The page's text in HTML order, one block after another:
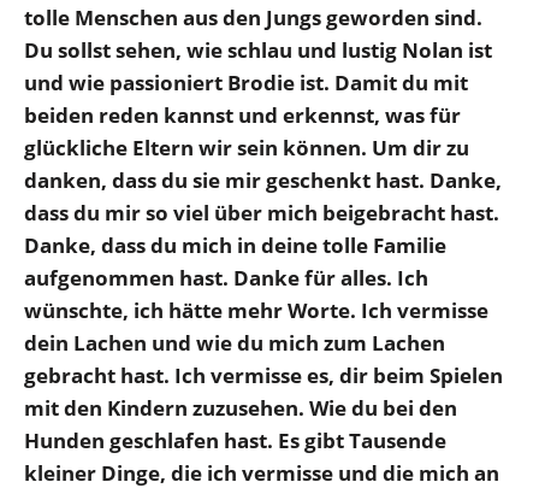
tolle Menschen aus den Jungs geworden sind.
Du sollst sehen, wie schlau und lustig Nolan ist
und wie passioniert Brodie ist. Damit du mit
beiden reden kannst und erkennst, was für
glückliche Eltern wir sein können. Um dir zu
danken, dass du sie mir geschenkt hast. Danke,
dass du mir so viel über mich beigebracht hast.
Danke, dass du mich in deine tolle Familie
aufgenommen hast. Danke für alles. Ich
wünschte, ich hätte mehr Worte. Ich vermisse
dein Lachen und wie du mich zum Lachen
gebracht hast. Ich vermisse es, dir beim Spielen
mit den Kindern zuzusehen. Wie du bei den
Hunden geschlafen hast. Es gibt Tausende
kleiner Dinge, die ich vermisse und die mich an